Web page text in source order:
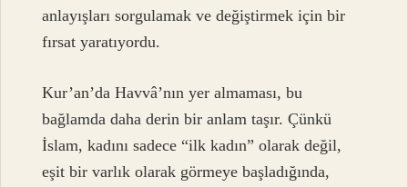
anlayışları sorgulamak ve değiştirmek için bir
fırsat yaratıyordu.
Kur’an’da Havvâ’nın yer almaması, bu
bağlamda daha derin bir anlam taşır. Çünkü
İslam, kadını sadece “ilk kadın” olarak değil,
eşit bir varlık olarak görmeye başladığında,